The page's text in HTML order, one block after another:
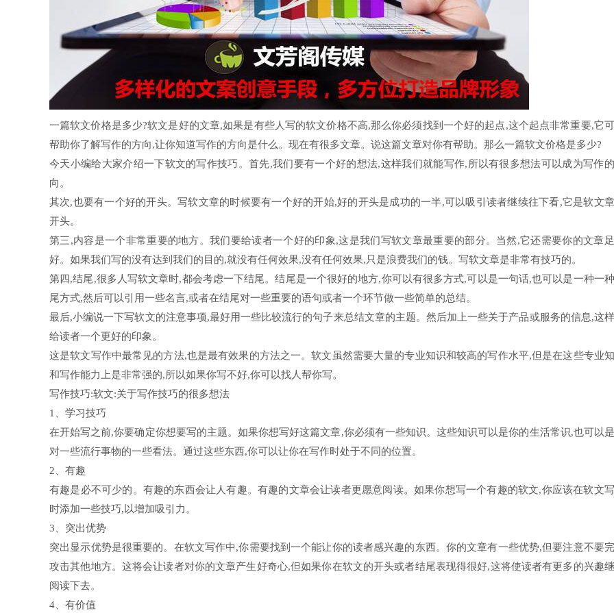
一篇软文价格是多少?软文是好的文章,如果是有些人写的软文价格不高,那么你必须找到一个好的起点,这个起点非常重要,它
帮助你了解写作的方向,让你知道写作的方向是什么。现在有很多文章。说这篇文章对你有帮助。那么一篇软文价格是多少?
今天小编给大家介绍一下软文的写作技巧。首先,我们要有一个好的想法,这样我们就能写作,所以有很多想法可以成为写作
向。
其次,也要有一个好的开头。写软文章的时候要有一个好的开始,好的开头是成功的一半,可以吸引读者继续往下看,它是软文
开头。
第三,内容是一个非常重要的地方。我们要给读者一个好的印象,这是我们写软文章最重要的部分。当然,它还需要你的文章
好。如果我们写的没有达到我们的目的,就没有任何效果,没有任何效果,只是浪费我们的钱。写软文章是非常有技巧的。
第四,结尾,很多人写软文章时,都会考虑一下结尾。结尾是一个很好的地方,你可以有很多方式,可以是一句话,也可以是一种一
尾方式,然后可以引用一些名言,或者在结尾对一些重要的语句或者一个环节做一些简单的总结。
最后,小编说一下写软文的注意事项,最好用一些比较流行的句子来总结文章的主题。然后加上一些关于产品或服务的信息,这
给读者一个更好的印象。
这是软文写作中最常见的方法,也是最有效果的方法之一。软文虽然需要大量的专业知识和较高的写作水平,但是在这些专业
和写作能力上是非常强的,所以如果你写不好,你可以找人帮你写。
写作技巧:软文:关于写作技巧的很多想法
1、学习技巧
在开始写之前,你要确定你想要写的主题。如果你想写好这篇文章,你必须有一些知识。这些知识可以是你的生活常识,也可以
对一些流行事物的一些看法。通过这些东西,你可以让你在写作时处于不同的位置。
2、有趣
有趣是必不可少的。有趣的东西会让人有趣。有趣的文章会让读者更愿意阅读。如果你想写一个有趣的软文,你应该在软文
时添加一些技巧,以增加吸引力。
3、突出优势
突出显示优势是很重要的。在软文写作中,你需要找到一个能让你的读者感兴趣的东西。你的文章有一些优势,但要注意不要
攻击其他地方。这将会让读者对你的文章产生好奇心,但如果你在软文的开头或者结尾表现得很好,这将使读者有更多的兴趣
阅读下去。
4、有价值